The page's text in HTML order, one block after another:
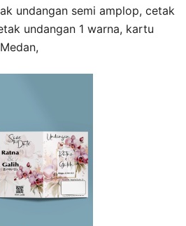
undangan semi amplop, cetak
undangan 1 warna, kartu